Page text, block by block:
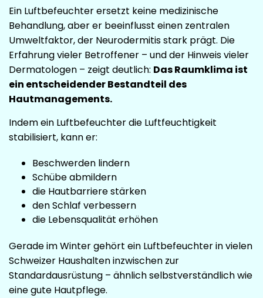
Ein Luftbefeuchter ersetzt keine medizinische
Behandlung, aber er beeinflusst einen zentralen
Umweltfaktor, der Neurodermitis stark prägt. Die
Erfahrung vieler Betroffener – und der Hinweis vieler
Dermatologen – zeigt deutlich: Das Raumklima ist
ein entscheidender Bestandteil des
Hautmanagements.
Indem ein Luftbefeuchter die Luftfeuchtigkeit
stabilisiert, kann er:
Beschwerden lindern
Schübe abmildern
die Hautbarriere stärken
den Schlaf verbessern
die Lebensqualität erhöhen
Gerade im Winter gehört ein Luftbefeuchter in vielen
Schweizer Haushalten inzwischen zur
Standardausrüstung – ähnlich selbstverständlich wie
eine gute Hautpflege.